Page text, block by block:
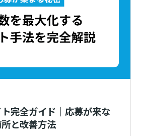
完全ガイド｜応募が来な
と改善方法